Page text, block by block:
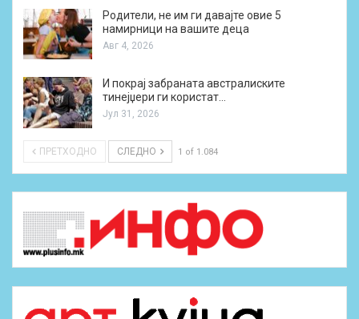
Родители, не им ги давајте овие 5
намирници на вашите деца
Авг 4, 2026
И покрај забраната австралиските
тинејџери ги користат…
Јул 31, 2026
ПРЕТХОДНО СЛЕДНО 1 of 1.084